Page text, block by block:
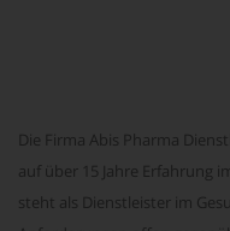
Die Firma Abis Pharma
auf über 15 Jahre Erfahrung
steht als Dienstleister im